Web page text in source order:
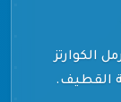
الكوارتز
القطيف.